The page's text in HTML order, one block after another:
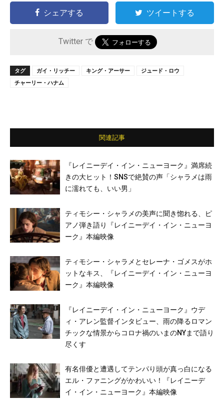
シェアする ツイートする
Twitter で
タグ ガイ・リッチー キング・アーサー
ジュード・ロウ
チャーリー・ハナム
関連記事
『レイニーデイ・イン・ニューヨーク』満席続
きの大ヒット！SNSで絶賛の声「シャラメは雨
に濡れても、いい男」
ティモシー・シャラメの美声に聞き惚れる、ピ
アノ弾き語り『レイニーデイ・イン・ニューヨ
ーク』本編映像
ティモシー・シャラメとセレーナ・ゴメスがホ
ットなキス、『レイニーデイ・イン・ニューヨ
ーク』本編映像
『レイニーデイ・イン・ニューヨーク』ウデ
ィ・アレン監督インタビュー、雨の降るロマン
チックな情景からコロナ禍のいまのNYまで語り
尽くす
有名俳優と遭遇してテンパり頭が真っ白になる
エル・ファニングがかわいい！『レイニーデ
イ・イン・ニューヨーク』本編映像